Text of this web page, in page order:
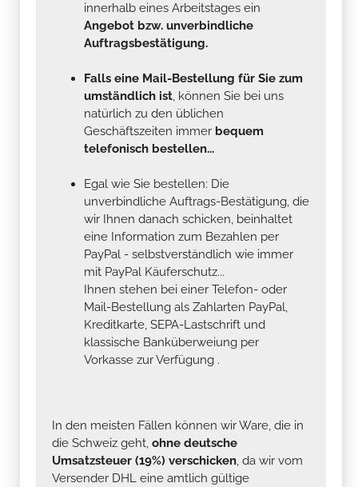
innerhalb eines Arbeitstages ein
Angebot bzw. unverbindliche
Auftragsbestätigung.
Falls eine Mail-Bestellung für Sie zum
umständlich ist, können Sie bei uns
natürlich zu den üblichen
Geschäftszeiten immer bequem
telefonisch bestellen...
Egal wie Sie bestellen: Die
unverbindliche Auftrags-Bestätigung, die
wir Ihnen danach schicken, beinhaltet
eine Information zum Bezahlen per
PayPal - selbstverständlich wie immer
mit PayPal Käuferschutz...
Ihnen stehen bei einer Telefon- oder
Mail-Bestellung als Zahlarten PayPal,
Kreditkarte, SEPA-Lastschrift und
klassische Banküberweiung per
Vorkasse zur Verfügung .
In den meisten Fällen können wir Ware, die in
die Schweiz geht, ohne deutsche
Umsatzsteuer (19%) verschicken, da wir vom
Versender DHL eine amtlich gültige